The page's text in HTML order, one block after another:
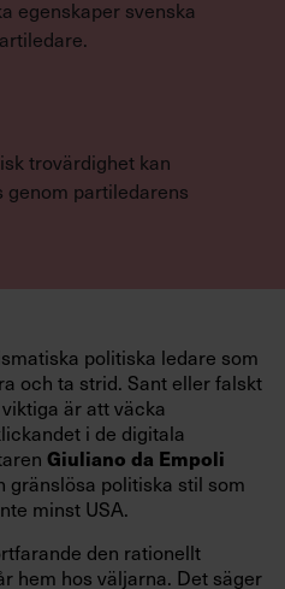
egenskaper svenska
trovärdighet kan
partiledarens
politiska ledare som
och ta strid. Sant eller falskt
är att väcka
i de digitala
Giuliano da Empoli
gränslösa politiska stil som
minst USA.
den rationellt
hem hos väljarna. Det säger